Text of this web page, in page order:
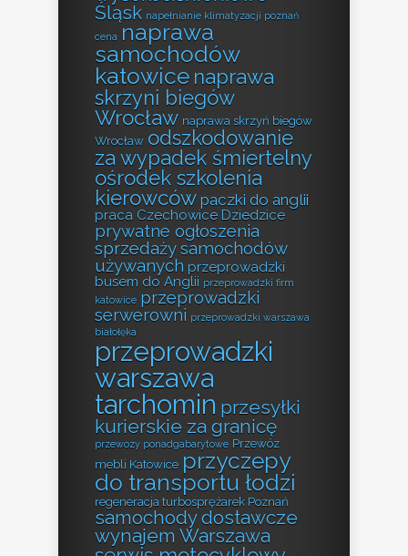
Śląsk napełnianie klimatyzacji poznań
cena naprawa
samochodów
katowice naprawa
skrzyni biegów
Wrocław naprawa skrzyń biegów
Wrocław odszkodowanie
za wypadek śmiertelny
ośrodek szkolenia
kierowców paczki do anglii
praca Czechowice Dziedzice
prywatne ogłoszenia
sprzedaży samochodów
używanych przeprowadzki
busem do Anglii przeprowadzki firm
katowice przeprowadzki
serwerowni przeprowadzki warszawa
białołęka
przeprowadzki
warszawa
tarchomin przesyłki
kurierskie za granicę
przewozy ponadgabarytowe Przewóz
mebli Katowice przyczepy
do transportu łodzi
regeneracja turbosprężarek Poznań
samochody dostawcze
wynajem Warszawa